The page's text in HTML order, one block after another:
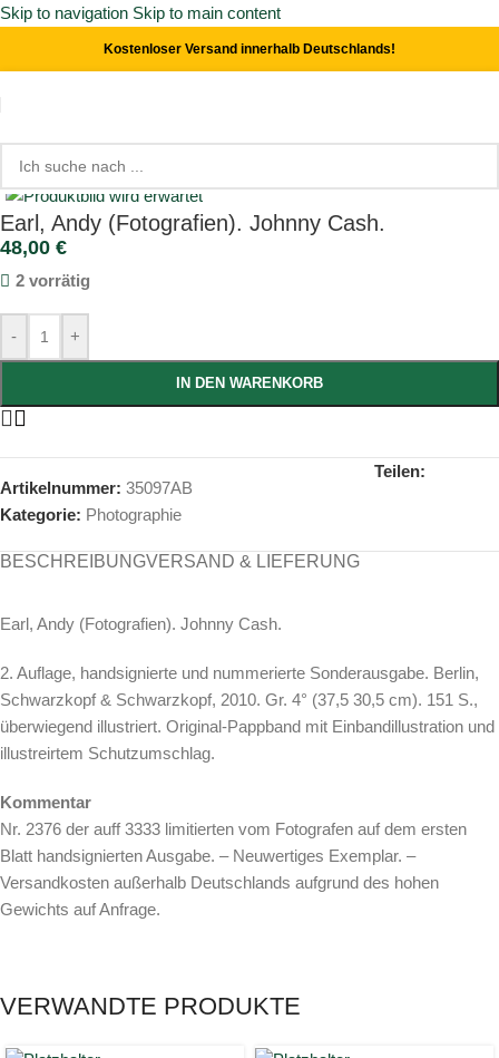
Skip to navigation Skip to main content
Kostenloser Versand innerhalb Deutschlands!
Start/ Photographie
Click to enlarge
Earl, Andy (Fotografien). Johnny Cash.
48,00 €
2 vorrätig
- +
IN DEN WARENKORB
Artikelnummer: 35097AB
Kategorie: Photographie
Teilen:
BESCHREIBUNGVERSAND & LIEFERUNG
Earl, Andy (Fotografien). Johnny Cash.
2. Auflage, handsignierte und nummerierte Sonderausgabe. Berlin,
Schwarzkopf & Schwarzkopf, 2010. Gr. 4° (37,5 30,5 cm). 151 S.,
überwiegend illustriert. Original-Pappband mit Einbandillustration und
illustreirtem Schutzumschlag.
Kommentar
Nr. 2376 der auff 3333 limitierten vom Fotografen auf dem ersten
Blatt handsignierten Ausgabe. – Neuwertiges Exemplar. –
Versandkosten außerhalb Deutschlands aufgrund des hohen
Gewichts auf Anfrage.
VERWANDTE PRODUKTE